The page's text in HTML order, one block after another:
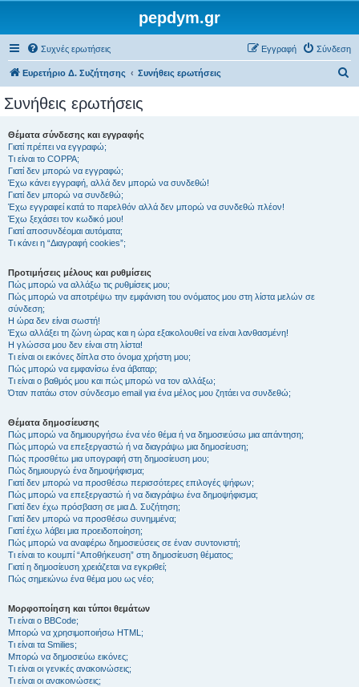
pepdym.gr
Συχνές ερωτήσεις Σύνδεση
Εγγραφή
Ευρετήριο Δ. Συζήτησης Συνήθεις ερωτήσεις
Συνήθεις ερωτήσεις
Θέματα σύνδεσης και εγγραφής
Γιατί πρέπει να εγγραφώ;
Τι είναι το COPPA;
Γιατί δεν μπορώ να εγγραφώ;
Έχω κάνει εγγραφή, αλλά δεν μπορώ να συνδεθώ!
Γιατί δεν μπορώ να συνδεθώ;
Έχω εγγραφεί κατά το παρελθόν αλλά δεν μπορώ να συνδεθώ πλέον!
Έχω ξεχάσει τον κωδικό μου!
Γιατί αποσυνδέομαι αυτόματα;
Τι κάνει η “Διαγραφή cookies”;
Προτιμήσεις μέλους και ρυθμίσεις
Πώς μπορώ να αλλάξω τις ρυθμίσεις μου;
Πώς μπορώ να αποτρέψω την εμφάνιση του ονόματος μου στη λίστα μελών σε
σύνδεση;
Η ώρα δεν είναι σωστή!
Έχω αλλάξει τη ζώνη ώρας και η ώρα εξακολουθεί να είναι λανθασμένη!
Η γλώσσα μου δεν είναι στη λίστα!
Τι είναι οι εικόνες δίπλα στο όνομα χρήστη μου;
Πώς μπορώ να εμφανίσω ένα άβαταρ;
Τι είναι ο βαθμός μου και πώς μπορώ να τον αλλάξω;
Όταν πατάω στον σύνδεσμο email για ένα μέλος μου ζητάει να συνδεθώ;
Θέματα δημοσίευσης
Πώς μπορώ να δημιουργήσω ένα νέο θέμα ή να δημοσιεύσω μια απάντηση;
Πώς μπορώ να επεξεργαστώ ή να διαγράψω μια δημοσίευση;
Πώς προσθέτω μια υπογραφή στη δημοσίευση μου;
Πώς δημιουργώ ένα δημοψήφισμα;
Γιατί δεν μπορώ να προσθέσω περισσότερες επιλογές ψήφων;
Πώς μπορώ να επεξεργαστώ ή να διαγράψω ένα δημοψήφισμα;
Γιατί δεν έχω πρόσβαση σε μια Δ. Συζήτηση;
Γιατί δεν μπορώ να προσθέσω συνημμένα;
Γιατί έχω λάβει μια προειδοποίηση;
Πώς μπορώ να αναφέρω δημοσιεύσεις σε έναν συντονιστή;
Τι είναι το κουμπί “Αποθήκευση” στη δημοσίευση θέματος;
Γιατί η δημοσίευση χρειάζεται να εγκριθεί;
Πώς σημειώνω ένα θέμα μου ως νέο;
Μορφοποίηση και τύποι θεμάτων
Τι είναι ο BBCode;
Μπορώ να χρησιμοποιήσω HTML;
Τι είναι τα Smilies;
Μπορώ να δημοσιεύω εικόνες;
Τι είναι οι γενικές ανακοινώσεις;
Τι είναι οι ανακοινώσεις;